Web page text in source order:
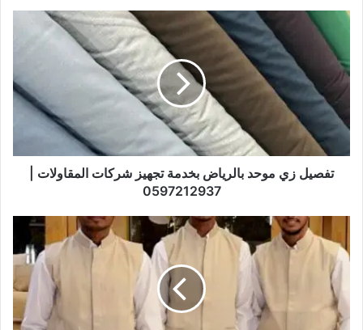
تفصيل زي موحد بالرياض بخدمة تجهيز شركات المقاولات |
0597212937